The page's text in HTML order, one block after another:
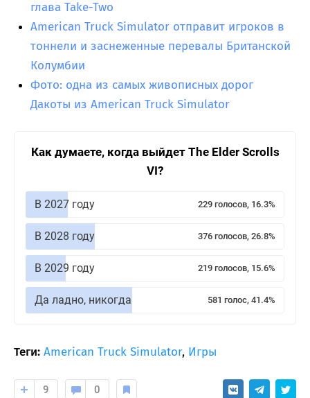
глава Take-Two
American Truck Simulator отправит игроков в
тоннели и заснеженные перевалы Британской
Колумбии
Фото: одна из самых живописных дорог
Дакоты из American Truck Simulator
Как думаете, когда выйдет The Elder Scrolls
VI?
В 2027 году 229 голосов, 16.3%
В 2028 году 376 голосов, 26.8%
В 2029 году 219 голосов, 15.6%
Да ладно, никогда 581 голос, 41.4%
Теги: American Truck Simulator, Игры
9 0